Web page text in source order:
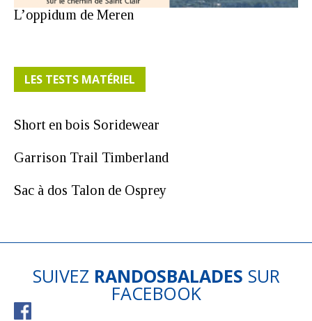
L’oppidum de Meren
LES TESTS MATÉRIEL
Short en bois Soridewear
Garrison Trail Timberland
Sac à dos Talon de Osprey
SUIVEZ RANDOSBALADES SUR
FACEBOOK